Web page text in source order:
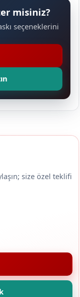
misiniz?
seçeneklerini
size özel teklifi